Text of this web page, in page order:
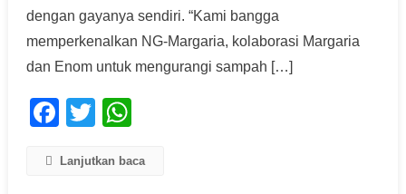
dengan gayanya sendiri. “Kami bangga
memperkenalkan NG-Margaria, kolaborasi Margaria
dan Enom untuk mengurangi sampah […]
Facebook
Twitter
Lanjutkan baca